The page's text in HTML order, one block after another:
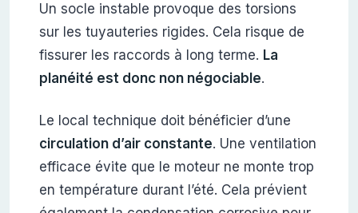
Un socle instable provoque des torsions
sur les tuyauteries rigides. Cela risque de
fissurer les raccords à long terme. La
planéité est donc non négociable.
Le local technique doit bénéficier d’une
circulation d’air constante. Une ventilation
efficace évite que le moteur ne monte trop
en température durant l’été. Cela prévient